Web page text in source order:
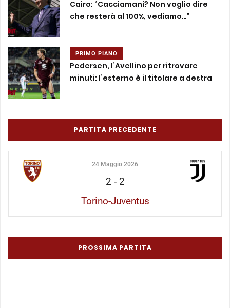
Cairo: “Cacciamani? Non voglio dire
che resterà al 100%, vediamo…”
PRIMO PIANO
Pedersen, l’Avellino per ritrovare
minuti: l’esterno è il titolare a destra
PARTITA PRECEDENTE
24 Maggio 2026
2 - 2
Torino-Juventus
PROSSIMA PARTITA